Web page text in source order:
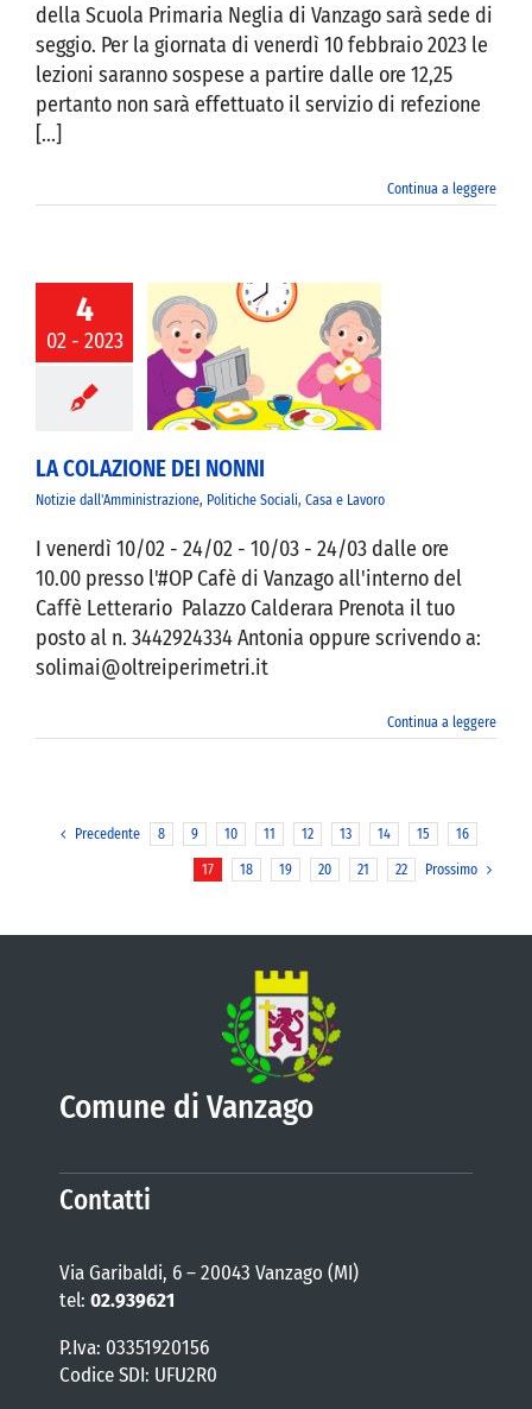
della Scuola Primaria Neglia di Vanzago sarà sede di
seggio. Per la giornata di venerdì 10 febbraio 2023 le
lezioni saranno sospese a partire dalle ore 12,25
pertanto non sarà effettuato il servizio di refezione
[...]
Continua a leggere
4
02 - 2023
DEI
LA COLAZIONE DEI NONNI
Notizie dall'Amministrazione, Politiche Sociali, Casa e Lavoro
I venerdì 10/02 - 24/02 - 10/03 - 24/03 dalle ore
10.00 presso l'#OP Cafè di Vanzago all'interno del
Caffè Letterario Palazzo Calderara Prenota il tuo
posto al n. 3442924334 Antonia oppure scrivendo a:
solimai@oltreiperimetri.it
Continua a leggere
Precedente 8 9 10 11 12 13 14 15 16
17 18 19 20 21 22 Prossimo
Comune di Vanzago
Contatti
Via Garibaldi, 6 – 20043 Vanzago (MI)
tel: 02.939621
P.Iva: 03351920156
Codice SDI: UFU2R0